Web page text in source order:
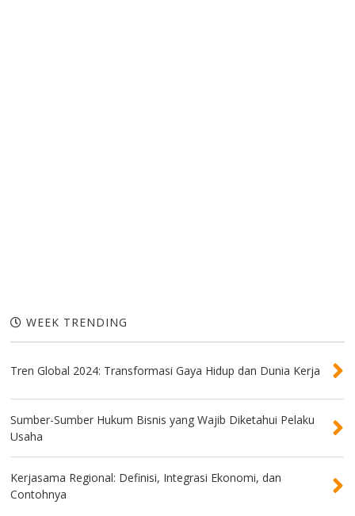
WEEK TRENDING
Tren Global 2024: Transformasi Gaya Hidup dan Dunia Kerja
Sumber-Sumber Hukum Bisnis yang Wajib Diketahui Pelaku
Usaha
Kerjasama Regional: Definisi, Integrasi Ekonomi, dan
Contohnya